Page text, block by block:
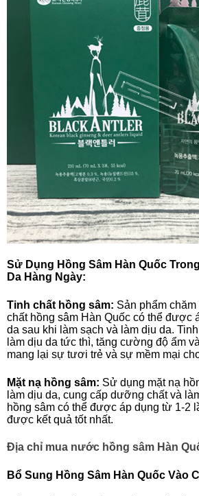
Sử Dụng Hồng Sâm Hàn Quốc
Da Hàng Ngày:
Tinh chất hồng sâm: Sản phẩm
chất hồng sâm Hàn Quốc có thể được
da sau khi làm sạch và làm dịu da.
làm dịu da tức thì, tăng cường độ ẩm
mang lại sự tươi trẻ và sự mềm mại
Mặt nạ hồng sâm: Sử dụng mặt nạ
làm dịu da, cung cấp dưỡng chất và
hồng sâm có thể được áp dụng từ 1-2
được kết quả tốt nhất.
Địa chỉ mua nước hồng sâm Hàn
Bổ Sung Hồng Sâm Hàn Quốc Vào